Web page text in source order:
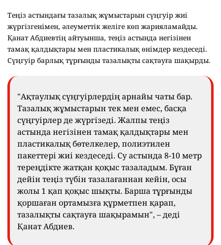
Теңіз астындағы тазалық жұмыстарын сүңгуір жиі
жүргізгенімен, әлеуметтік желіге көп жарияламайды.
Қанат Абдиевтің айтуынша, теңіз астында негізінен
тамақ қалдықтары мен пластикалық өнімдер кездеседі.
Сүңгуір барлық тұрғынды тазалықты сақтауға шақырды.
"Ақтаулық сүңгуірлердің арнайы чаты бар.
Тазалық жұмыстарын тек мен емес, басқа
сүңгуірлер де жүргізеді. Жалпы теңіз
астында негізінен тамақ қалдықтары мен
пластикалық бөтелкелер, полиэтилен
пакеттері жиі кездеседі. Су астында 8-10 метр
тереңдікте жатқан қоқыс тазаладым. Бұған
дейін теңіз түбін тазалағаннан кейін, осы
жолы 1 қап қоқыс шықты. Барша тұрғынды
қоршаған ортамызға құрметпен қарап,
тазалықты сақтауға шақырамын", – деді
Қанат Абдиев.